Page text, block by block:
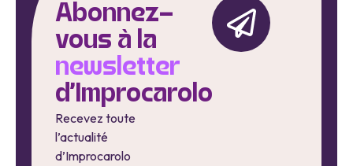
Abonnez-
vous à la
newsletter
d'Improcarolo
Recevez toute
l’actualité
d’Improcarolo